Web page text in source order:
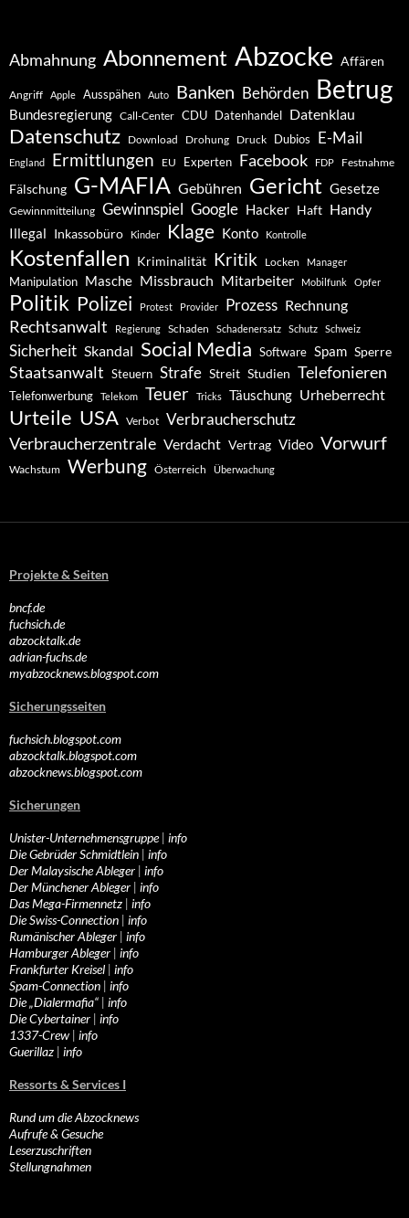
Abmahnung Abonnement Abzocke Affären
Angriff Apple Ausspähen Auto Banken Behörden Betrug
Bundesregierung Call-Center CDU Datenhandel Datenklau
Datenschutz Download Drohung Druck Dubios E-Mail
England Ermittlungen EU Experten Facebook FDP Festnahme
Fälschung G-MAFIA Gebühren Gericht Gesetze
Gewinnmitteilung Gewinnspiel Google Hacker Haft Handy
Illegal Inkassobüro Kinder Klage Konto Kontrolle
Kostenfallen Kriminalität Kritik Locken Manager
Manipulation Masche Missbrauch Mitarbeiter Mobilfunk Opfer
Politik Polizei Protest Provider Prozess Rechnung
Rechtsanwalt Regierung Schaden Schadenersatz Schutz Schweiz
Sicherheit Skandal Social Media Software Spam Sperre
Staatsanwalt Steuern Strafe Streit Studien Telefonieren
Telefonwerbung Telekom Teuer Tricks Täuschung Urheberrecht
Urteile USA Verbot Verbraucherschutz
Verbraucherzentrale Verdacht Vertrag Video Vorwurf
Wachstum Werbung Österreich Überwachung
Projekte & Seiten
bncf.de
fuchsich.de
abzocktalk.de
adrian-fuchs.de
myabzocknews.blogspot.com
Sicherungsseiten
fuchsich.blogspot.com
abzocktalk.blogspot.com
abzocknews.blogspot.com
Sicherungen
Unister-Unternehmensgruppe| info
Die Gebrüder Schmidtlein | info
Der Malaysische Ableger | info
Der Münchener Ableger | info
Das Mega-Firmennetz | info
Die Swiss-Connection | info
Rumänischer Ableger | info
Hamburger Ableger | info
Frankfurter Kreisel | info
Spam-Connection | info
Die „Dialermafia“ | info
Die Cybertainer | info
1337-Crew | info
Guerillaz | info
Ressorts & Services I
Rund um die Abzocknews
Aufrufe & Gesuche
Leserzuschriften
Stellungnahmen